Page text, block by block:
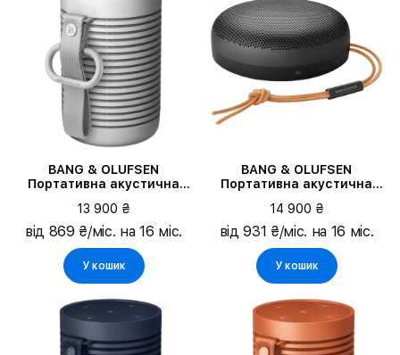
BANG & OLUFSEN
Портативна акустична
Explore, Grey Mist
13 900 ₴
від 869 ₴/міс. на 16 міс.
У кошик
BANG & OLUFSEN
Портативна акустична
Gen, Black Anthracite
14 900 ₴
від 931 ₴/міс. на 16 міс.
У кошик